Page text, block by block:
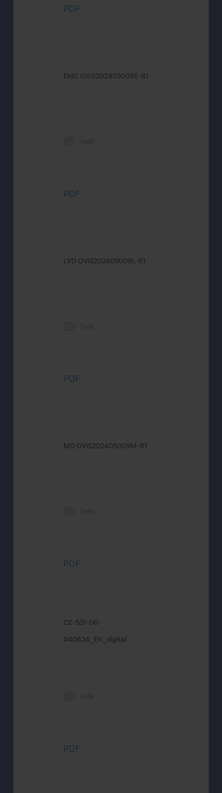
PDF
EMC OViS202405009E-R1
PDF
LVD OViS202405009L-R1
PDF
MD OViS202405009M-R1
PDF
CE-531-06-
040624_EN_digital
PDF